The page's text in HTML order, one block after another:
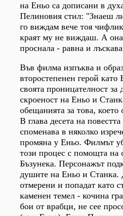
на Еньо са дописани в
Пелиновия стил: "Знаеш
го виждам вече тоя
краят му не виждаш. А
проснала - равна и
Във филма изпъква и
второстепенен герой като
своята проницателност за
скроеност на Еньо и
обещанията за това, което
В глава десета на
споменава в няколко
промяна у Еньо. Филмът
този процес с помощта на
Бъзунека. Персонажът
душите на Еньо и Станка.
отмерени и попадат като
каменен темел - кочина
бои от врабци, не сее